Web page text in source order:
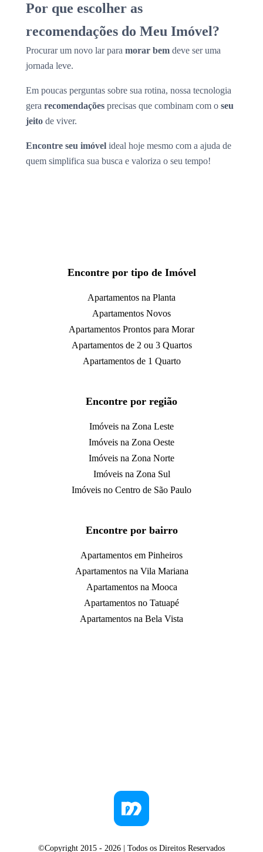
Por que escolher as
recomendações do Meu Imóvel?
Procurar um novo lar para morar bem deve ser uma
jornada leve.
Em poucas perguntas sobre sua rotina, nossa tecnologia
gera recomendações precisas que combinam com o seu
jeito de viver.
Encontre seu imóvel ideal hoje mesmo com a ajuda de
quem simplifica sua busca e valoriza o seu tempo!
Encontre por tipo de Imóvel
Apartamentos na Planta
Apartamentos Novos
Apartamentos Prontos para Morar
Apartamentos de 2 ou 3 Quartos
Apartamentos de 1 Quarto
Encontre por região
Imóveis na Zona Leste
Imóveis na Zona Oeste
Imóveis na Zona Norte
Imóveis na Zona Sul
Imóveis no Centro de São Paulo
Encontre por bairro
Apartamentos em Pinheiros
Apartamentos na Vila Mariana
Apartamentos na Mooca
Apartamentos no Tatuapé
Apartamentos na Bela Vista
©Copyright 2015 - 2026 | Todos os Direitos Reservados